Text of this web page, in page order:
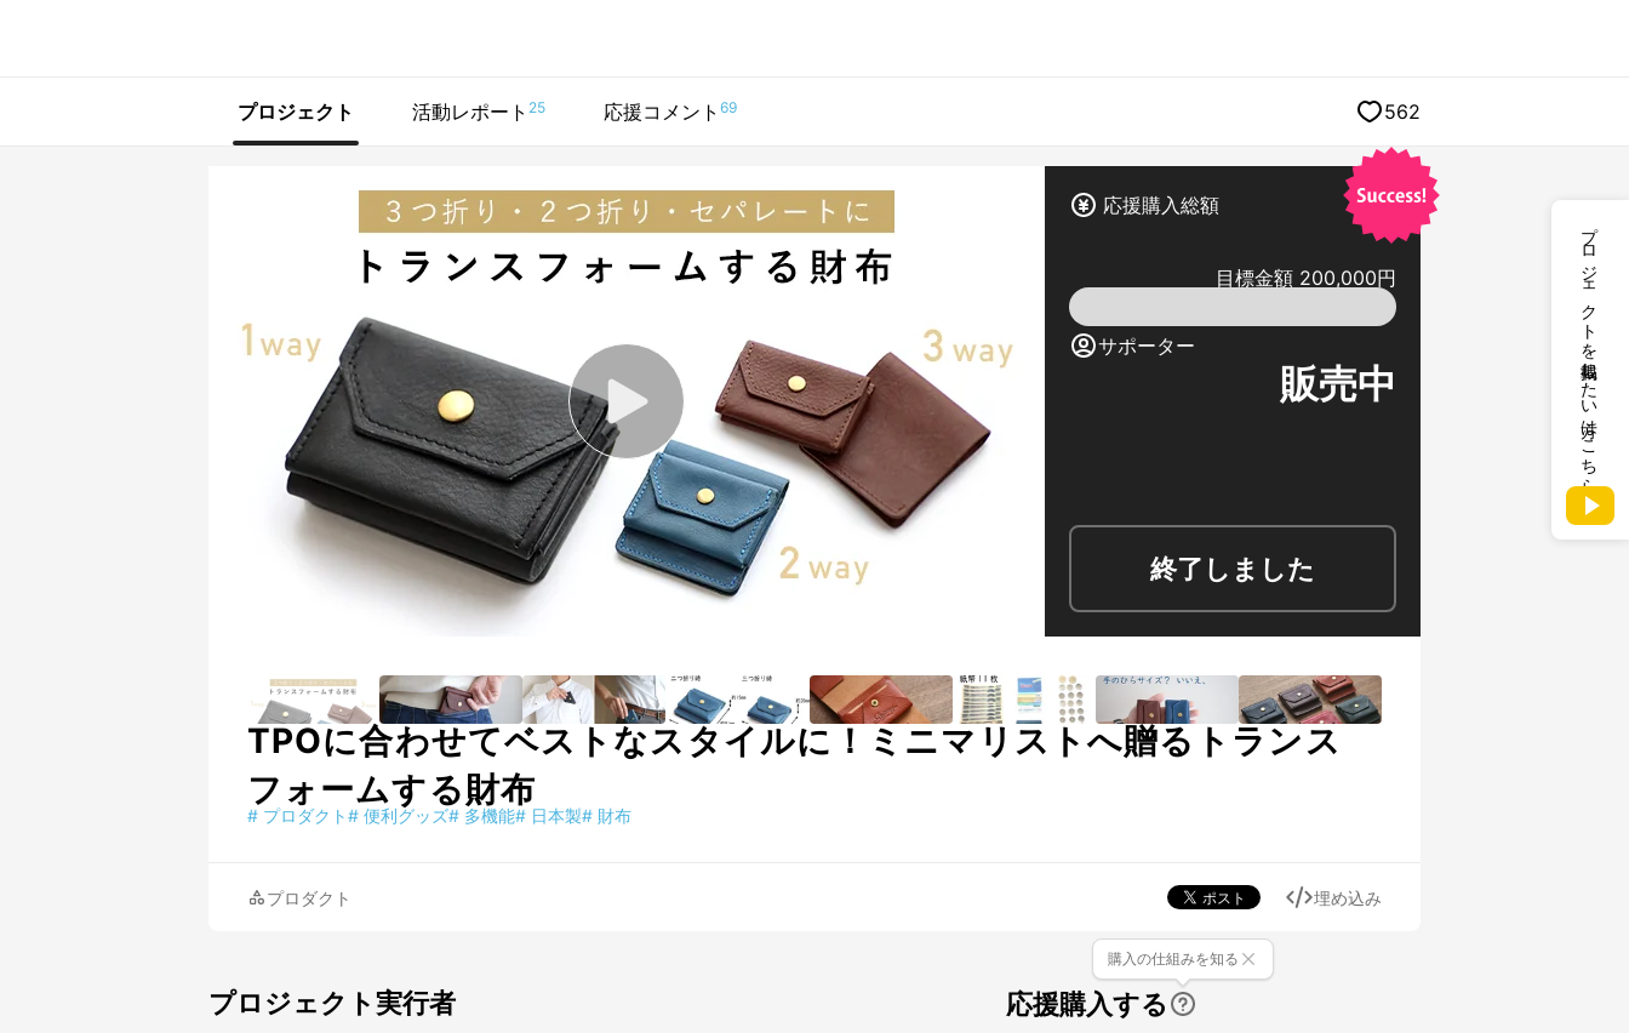
プロジェクトを掲載したい方はこちら
プロジェクト 活動レポート 25 応援コメント 69 562
応援購入総額
目標金額 200,000円
サポーター
販売中
終了しました
TPOに合わせてベストなスタイルに！ミニマリストへ贈るトランス
フォームする財布
# プロダクト# 便利グッズ# 多機能# 日本製# 財布
プロダクト 埋め込み
プロジェクト実行者 応援購入する
購入の仕組みを知る